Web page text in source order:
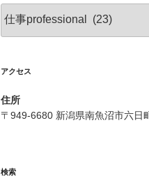
テ
ゴ
ー
アクセス
住所
〒949-6680 新潟県南魚沼市六日
検索